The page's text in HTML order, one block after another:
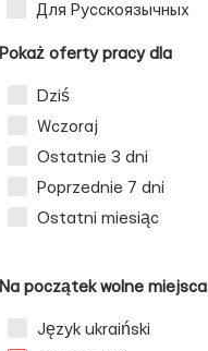
Для Русскоязычных
Pokaż oferty pracy dla
Dziś
Wczoraj
Ostatnie 3 dni
Poprzednie 7 dni
Ostatni miesiąc
Na początek wolne miejsca
Język ukraiński